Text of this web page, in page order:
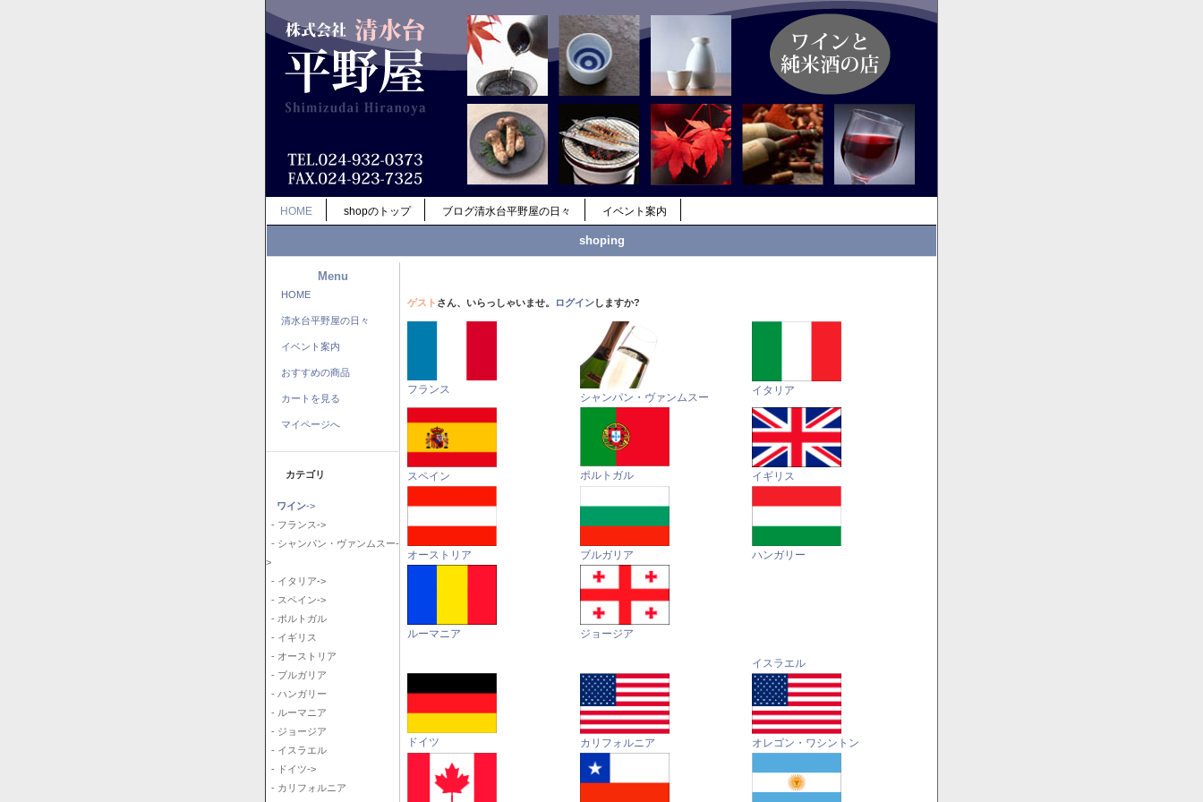
HOME shopのトップ ブログ清水台平野屋の日々 イベント案内
shoping
Menu
HOME
清水台平野屋の日々
イベント案内
おすすめの商品
カートを見る
マイページへ
カテゴリ
ワイン->
- フランス->
- シャンパン・ヴァンムスー-
>
- イタリア->
- スペイン->
- ポルトガル
- イギリス
- オーストリア
- ブルガリア
- ハンガリー
- ルーマニア
- ジョージア
- イスラエル
- ドイツ->
- カリフォルニア
ゲスト さん、いらっしゃいませ。 ログインしますか?
フランス
シャンパン・ヴァンムスー
イタリア
スペイン ポルトガル イギリス
オーストリア ブルガリア ハンガリー
ルーマニア ジョージア
イスラエル
ドイツ カリフォルニア オレゴン・ワシントン